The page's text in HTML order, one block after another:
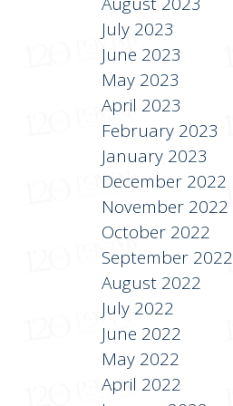
July 2023
June 2023
May 2023
April 2023
February 2023
January 2023
December 2022
November 2022
October 2022
September 2022
August 2022
July 2022
June 2022
May 2022
April 2022